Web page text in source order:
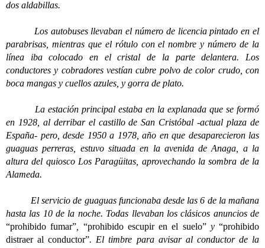
dos aldabillas.
Los autobuses llevaban el número de licencia pintado en el
parabrisas, mientras que el rótulo con el nombre y número de la
línea iba colocado en el cristal de la parte delantera. Los
conductores y cobradores vestían cubre polvo de color crudo, con
boca mangas y cuellos azules, y gorra de plato.
La estación principal estaba en la explanada que se formó
en 1928, al derribar el castillo de San Cristóbal -actual plaza de
España- pero, desde 1950 a 1978, año en que desaparecieron las
guaguas perreras, estuvo situada en la avenida de Anaga, a la
altura del quiosco Los Paragüitas, aprovechando la sombra de la
Alameda.
El servicio de guaguas funcionaba desde las 6 de la mañana
hasta las 10 de la noche. Todas llevaban los clásicos anuncios de
“prohibido fumar”
“prohibido escupir en el suelo”y “prohibido
distraer al conductor”. El timbre para avisar al conductor de la